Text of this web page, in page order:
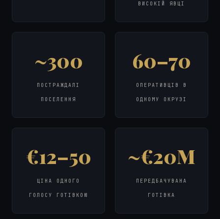
ВИСОКІЙ ЯВЦІ
~300
ПОСТРАЖДАЛІ
ПОСЕЛЕННЯ
60–70
ОПЕРАТИВЦІВ В
ОДНОМУ ОКРУЗІ
€12–50
ЦІНА ОДНОГО
ГОЛОСУ ГОТІВКОЮ
~€20M
ПЕРЕДБАЧУВАНА
ГОТІВКА